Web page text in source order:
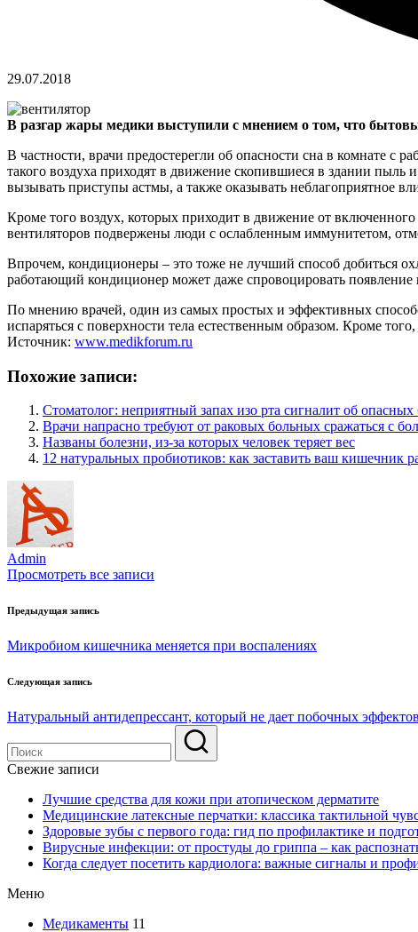
29.07.2018
В разгар жары медики выступили с мнением о том, что
В частности, врачи предостерегли об опасности сна в комнате с
такого воздуха приходят в движение скопившиеся в здании
вызывать приступы астмы, а также оказывать неблагоприятное
Кроме того воздух, которых приходит в движение от
вентиляторов подвержены люди с ослабленным иммунитетом,
Впрочем, кондиционеры – это тоже не лучший способ добиться
работающий кондиционер может даже спровоцировать
По мнению врачей, один из самых простых и эффективных
испаряться с поверхности тела естественным образом. Кроме
Источник: www.medikforum.ru
Похожие записи:
Стоматолог: неприятный запах изо рта сигналит об опасных
Врачи напрасно требуют от раковых больных сражаться с
Названы болезни, из-за которых человек теряет вес
12 натуральных пробиотиков: как заставить ваш кишечник
Admin
Просмотреть все записи
Навигация
по
Предыдущая запись
Микробиом кишечника меняется при воспалениях
Следующая запись
Натуральный антидепрессант, который не дает побочных эффектов
Свежие записи
Лучшие средства для кожи при атопическом дерматите
Медицинские латексные перчатки: классика тактильной
Здоровые зубы с первого года: гид по профилактике и
Вирусные инфекции: от простуды до гриппа – как
Когда следует посетить кардиолога: важные сигналы и
Меню
Медикаменты 11